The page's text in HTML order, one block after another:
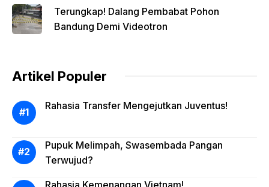
Terungkap! Dalang Pembabat Pohon
Bandung Demi Videotron
Artikel Populer
Rahasia Transfer Mengejutkan Juventus!
Pupuk Melimpah, Swasembada Pangan
Terwujud?
Rahasia Kemenangan Vietnam!